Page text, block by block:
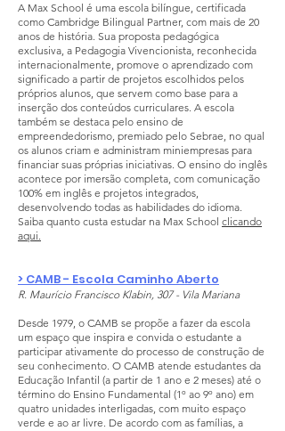
A Max School é uma escola bilíngue, certificada
como Cambridge Bilingual Partner, com mais de 20
anos de história. Sua proposta pedagógica
exclusiva, a Pedagogia Vivencionista, reconhecida
internacionalmente, promove o aprendizado com
significado a partir de projetos escolhidos pelos
próprios alunos, que servem como base para a
inserção dos conteúdos curriculares. A escola
também se destaca pelo ensino de
empreendedorismo, premiado pelo Sebrae, no qual
os alunos criam e administram miniempresas para
financiar suas próprias iniciativas. O ensino do inglês
acontece por imersão completa, com comunicação
100% em inglês e projetos integrados,
desenvolvendo todas as habilidades do idioma.
Saiba quanto custa estudar na Max School clicando
aqui.
> CAMB - Escola Caminho Aberto
R. Maurício Francisco Klabin, 307 - Vila Mariana
Desde 1979, o CAMB se propõe a fazer da escola
um espaço que inspira e convida o estudante a
participar ativamente do processo de construção de
seu conhecimento. O CAMB atende estudantes da
Educação Infantil (a partir de 1 ano e 2 meses) até o
término do Ensino Fundamental (1º ao 9º ano) em
quatro unidades interligadas, com muito espaço
verde e ao ar livre. De acordo com as famílias, a